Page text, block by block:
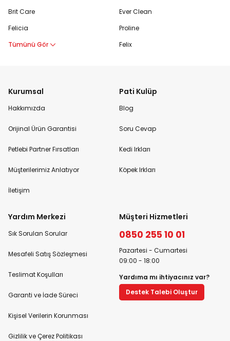
Brit Care
Felicia
Tümünü Gör
Ever Clean
Proline
Felix
Kurumsal
Hakkımızda
Orijinal Ürün Garantisi
Petlebi Partner Fırsatları
Müşterilerimiz Anlatıyor
İletişim
Pati Kulüp
Blog
Soru Cevap
Kedi Irkları
Köpek Irkları
Yardım Merkezi
Sık Sorulan Sorular
Mesafeli Satış Sözleşmesi
Teslimat Koşulları
Garanti ve İade Süreci
Kişisel Verilerin Korunması
Gizlilik ve Çerez Politikası
Müşteri Hizmetleri
0850 255 10 01
Pazartesi - Cumartesi
09:00 - 18:00
Yardıma mı ihtiyacınız var?
Destek Talebi Oluştur